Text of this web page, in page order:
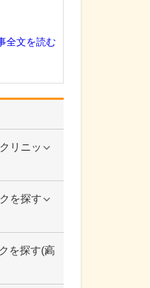
リニッ
を探す
を探す(高
全文を読む